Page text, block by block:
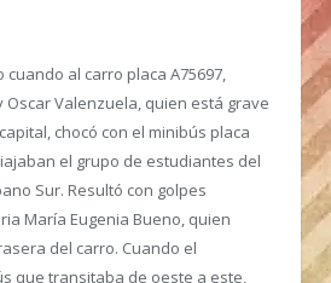
cuando al carro placa A75697,
Oscar Valenzuela, quien está grave
chocó con el minibús placa
el grupo de estudiantes del
Sur. Resultó con golpes
María Eugenia Bueno, quien
del carro. Cuando el
que transitaba de oeste a este,